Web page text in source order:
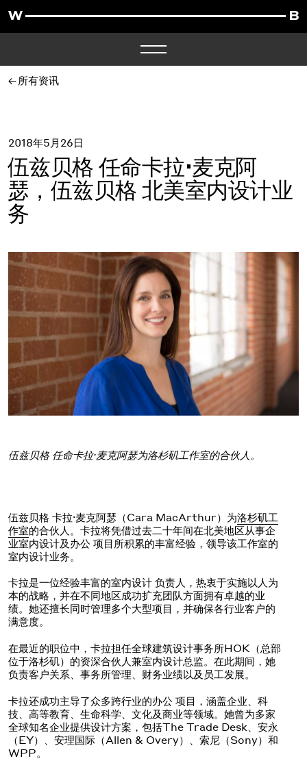
所有资讯
2018年5月26日
伍兹贝格 任命卡拉·麦克阿
瑟，伍兹贝格 北美室内设计业
务
伍兹贝格 任命卡拉·麦克阿瑟为洛杉矶工作室的合伙人。
伍兹贝格 卡拉·麦克阿瑟（Cara MacArthur）为洛杉矶工
作室的合伙人。卡拉将凭借过去二十年间在北美地区从事企
业室内设计及办公 项目所积累的丰富经验，领导该工作室的
室内设计业务。
卡拉是一位经验丰富的室内设计 负责人，热衷于实施以人为
本的战略，并在不同地区成功扩充团队方面拥有卓越的业
绩。她还擅长同时管理多个大型项目，并确保各行业客户的
满意度。
在最近的职位中，卡拉担任全球建筑设计事务所HOK（总部
位于洛杉矶）的资深合伙人兼室内设计总监。在此期间，她
负责客户关系、事务所管理、财务业绩以及员工发展。
卡拉还成功主导了众多跨行业的办公 项目，涵盖企业、科
技、高等教育、生命科学、文化及商业等领域。她曾为多家
全球知名企业提供设计方案，包括The Trade Desk、安永
（EY）、安理国际（Allen & Overy）、索尼（Sony）和
WPP。